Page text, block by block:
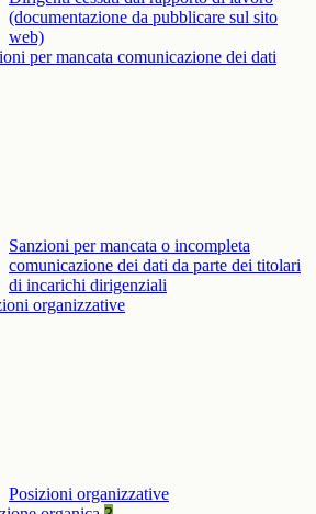
(documentazione da pubblicare sul sito
web)
per mancata comunicazione dei dati
Sanzioni per mancata o incompleta
comunicazione dei dati da parte dei titolari
di incarichi dirigenziali
organizzative
Posizioni organizzative